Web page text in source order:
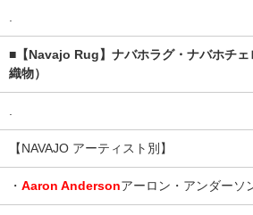
.
■【Navajo Rug】ナバホラグ・ナバホチェ
織物）
.
【NAVAJO アーティスト別】
・ Aaron Andersonアーロン・アンダーソ